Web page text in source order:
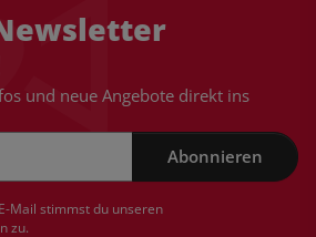
und neue Angebote direkt ins
Abonnieren
Mail stimmst du unseren
zu.